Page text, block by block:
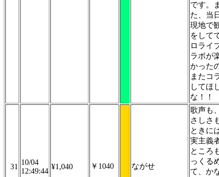
です。
た、当
現地で
をして
ロライ
ラボが
かった
またコ
してほ
な！！
31
10/04
12:49:44
¥1,040 ￥1040 ながせ
歌声も
さしさ
ときに
実主義
ところ
っくる
て、か